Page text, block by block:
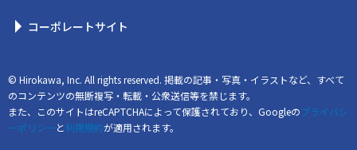
コーポレートサイト
© Hirokawa, Inc. All rights reserved. 掲載の記事・写真・イラストなど、すべて
のコンテンツの無断複写・転載・公衆送信等を禁じます。
また、このサイトはreCAPTCHAによって保護されており、Googleのプライバシ
ーポリシー と利用規約が適用されます。